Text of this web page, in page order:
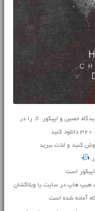
حصین و اپیکور ♬ را در
کنید و لذت ببرید
است
هیپ هاپ در سایت یا وبلاگشان
آماده شده است